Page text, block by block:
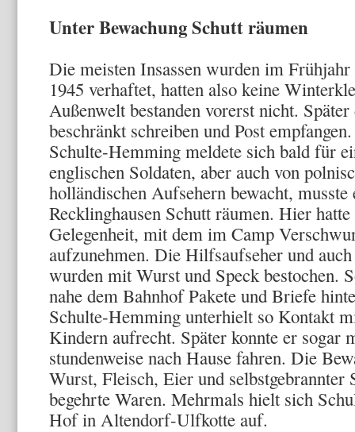
Unter Bewachung Schutt räumen
Die meisten Insassen wurden im
1945 verhaftet, hat­ten also keine
Außenwelt bestanden vorerst nicht.
beschränkt schreiben und Post
Schulte-Hemming meldete sich bald für
englischen Soldaten, aber auch von
hollän­dischen Aufsehern bewacht,
Recklinghausen Schutt räumen. Hier
Gelegenheit, mit dem im Camp
aufzunehmen. Die Hilfsaufseher und
wurden mit Wurst und Speck bestochen.
nahe dem Bahnhof Pakete und Briefe
Schulte-Hemming unterhielt so Kontakt
Kindern aufrecht. Später konnte er sogar
stundenweise nach Hause fahren. Die
Wurst, Fleisch, Eier und selbstgebrannter
begehrte Waren. Mehrmals hielt sich
Hof in Altendorf-Ulfkotte auf.